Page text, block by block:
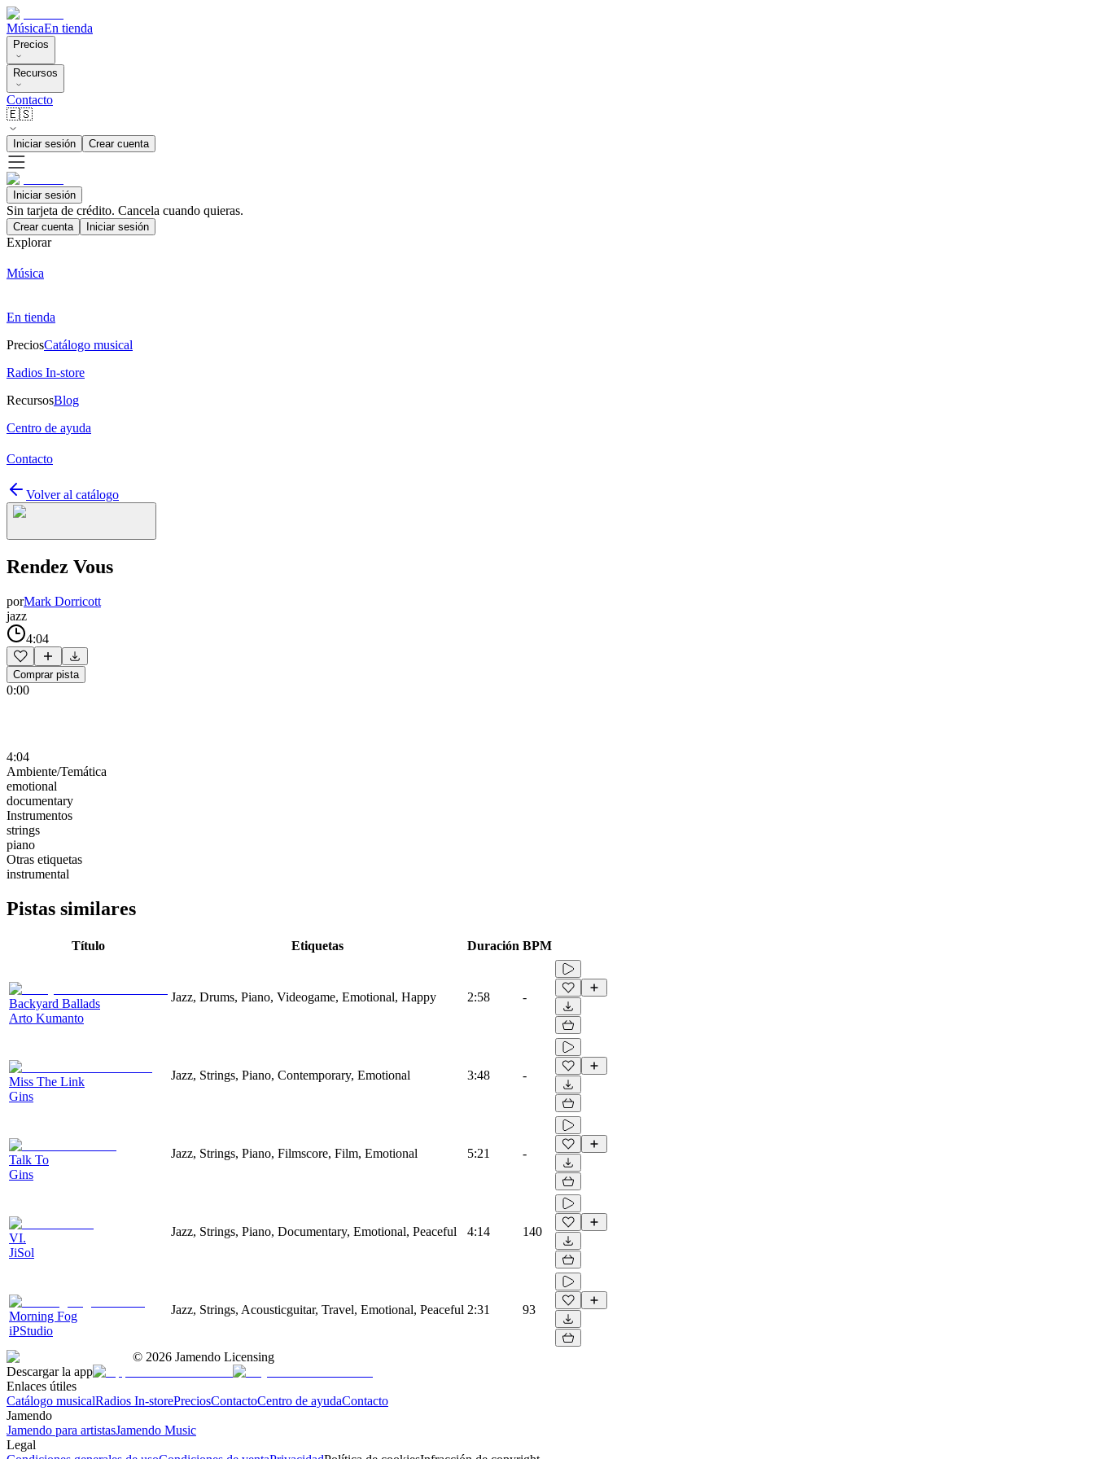
MúsicaEn tienda
Precios
Recursos
Contacto
🇪🇸
Iniciar sesión Crear cuenta
Iniciar sesión
Sin tarjeta de crédito. Cancela cuando quieras.
Crear cuenta Iniciar sesión
Explorar
Música
En tienda
PreciosCatálogo musical
Radios In-store
RecursosBlog
Centro de ayuda
Contacto
Volver al catálogo
Rendez Vous
porMark Dorricott
jazz
4:04
Comprar pista
0:00
4:04
Ambiente/Temática
emotional
documentary
Instrumentos
strings
piano
Otras etiquetas
instrumental
Pistas similares
Título Etiquetas Duración BPM
Backyard Ballads
Arto Kumanto
Jazz, Drums, Piano, Videogame, Emotional, Happy 2:58 -
Miss The Link
Gins
Jazz, Strings, Piano, Contemporary, Emotional 3:48 -
Talk To
Gins
Jazz, Strings, Piano, Filmscore, Film, Emotional 5:21 -
VI.
JiSol
Jazz, Strings, Piano, Documentary, Emotional, Peaceful 4:14 140
Morning Fog
iPStudio
Jazz, Strings, Acousticguitar, Travel, Emotional, Peaceful 2:31 93
© 2026 Jamendo Licensing
Descargar la app
Enlaces útiles
Catálogo musicalRadios In-storePreciosContactoCentro de ayudaContacto
Jamendo
Jamendo para artistasJamendo Music
Legal